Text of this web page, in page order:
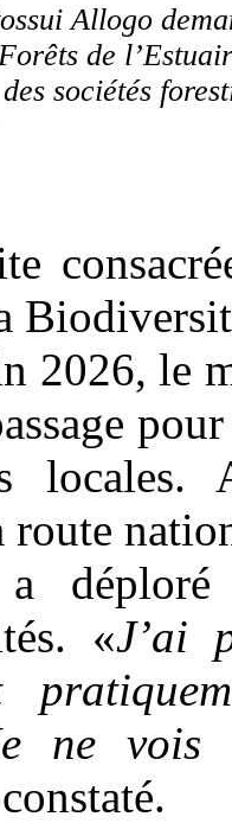
Allogo
de
sociétés
2026, le
locales.
a
«J’ai
ne vois